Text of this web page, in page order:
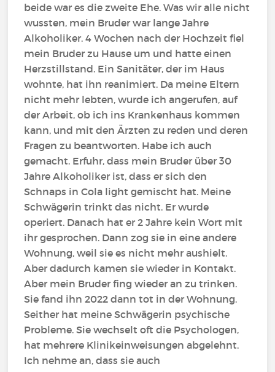
beide war es die zweite Ehe. Was wir alle nicht
wussten, mein Bruder war lange Jahre
Alkoholiker. 4 Wochen nach der Hochzeit fiel
mein Bruder zu Hause um und hatte einen
Herzstillstand. Ein Sanitäter, der im Haus
wohnte, hat ihn reanimiert. Da meine Eltern
nicht mehr lebten, wurde ich angerufen, auf
der Arbeit, ob ich ins Krankenhaus kommen
kann, und mit den Ärzten zu reden und deren
Fragen zu beantworten. Habe ich auch
gemacht. Erfuhr, dass mein Bruder über 30
Jahre Alkoholiker ist, dass er sich den
Schnaps in Cola light gemischt hat. Meine
Schwägerin trinkt das nicht. Er wurde
operiert. Danach hat er 2 Jahre kein Wort mit
ihr gesprochen. Dann zog sie in eine andere
Wohnung, weil sie es nicht mehr aushielt.
Aber dadurch kamen sie wieder in Kontakt.
Aber mein Bruder fing wieder an zu trinken.
Sie fand ihn 2022 dann tot in der Wohnung.
Seither hat meine Schwägerin psychische
Probleme. Sie wechselt oft die Psychologen,
hat mehrere Klinikeinweisungen abgelehnt.
Ich nehme an, dass sie auch